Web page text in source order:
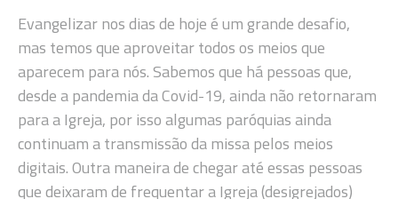
Evangelizar nos dias de hoje é um grande desafio,
mas temos que aproveitar todos os meios que
aparecem para nós. Sabemos que há pessoas que,
desde a pandemia da Covid-19, ainda não retornaram
para a Igreja, por isso algumas paróquias ainda
continuam a transmissão da missa pelos meios
digitais. Outra maneira de chegar até essas pessoas
que deixaram de frequentar a Igreja (desigrejados)